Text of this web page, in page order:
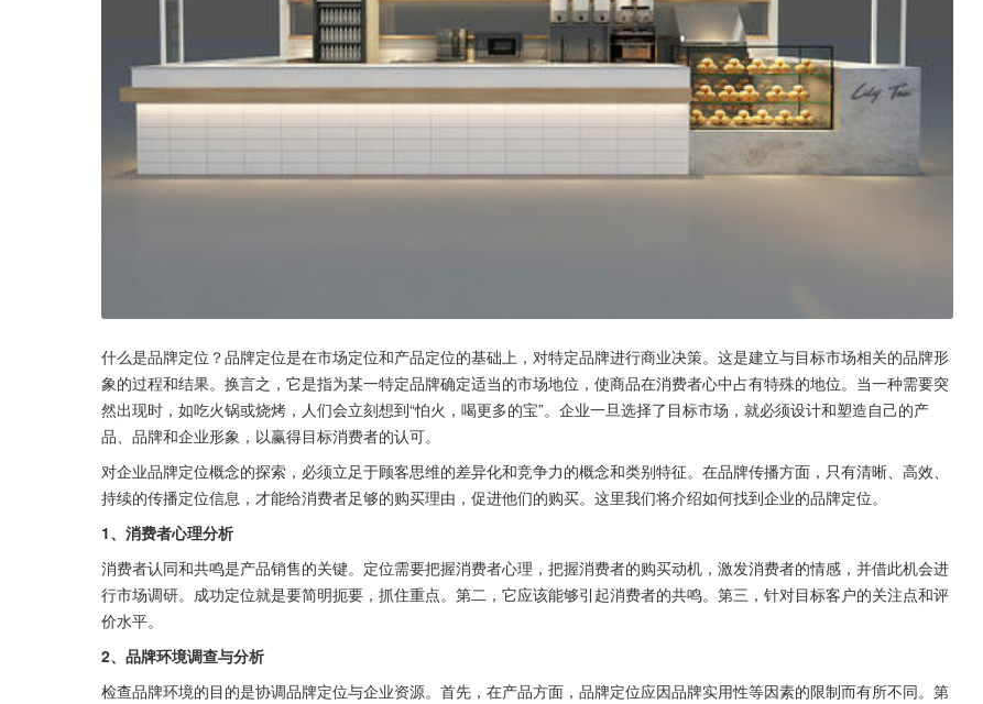
什么是品牌定位？品牌定位是在市场定位和产品定位的基础上，对特定品牌进行商业决策。这是建立与目标市场相关的品牌形
象的过程和结果。换言之，它是指为某一特定品牌确定适当的市场地位，使商品在消费者心中占有特殊的地位。当一种需要突
然出现时，如吃火锅或烧烤，人们会立刻想到“怕火，喝更多的宝”。企业一旦选择了目标市场，就必须设计和塑造自己的产
品、品牌和企业形象，以赢得目标消费者的认可。
对企业品牌定位概念的探索，必须立足于顾客思维的差异化和竞争力的概念和类别特征。在品牌传播方面，只有清晰、高效、
持续的传播定位信息，才能给消费者足够的购买理由，促进他们的购买。这里我们将介绍如何找到企业的品牌定位。
1、消费者心理分析
消费者认同和共鸣是产品销售的关键。定位需要把握消费者心理，把握消费者的购买动机，激发消费者的情感，并借此机会进
行市场调研。成功定位就是要简明扼要，抓住重点。第二，它应该能够引起消费者的共鸣。第三，针对目标客户的关注点和评
价水平。
2、品牌环境调查与分析
检查品牌环境的目的是协调品牌定位与企业资源。首先，在产品方面，品牌定位应因品牌实用性等因素的限制而有所不同。第